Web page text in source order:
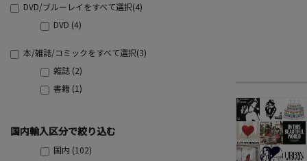
DVD/ブルーレイをすべて選択(4)
DVD (4)
本/雑誌/コミックをすべて選択(3)
雑誌 (2)
書籍 (1)
国内輸入区分で絞り込む
国内 (102)